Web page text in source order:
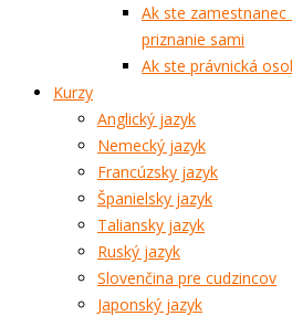
Ak ste
priznanie sami
Ak ste právnická
Kurzy
Anglický jazyk
Nemecký jazyk
Francúzsky jazyk
Španielsky jazyk
Taliansky jazyk
Ruský jazyk
Slovenčina pre cudzincov
Japonský jazyk